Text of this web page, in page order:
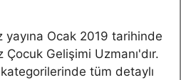
yayına Ocak 2019 tarihinde
Çocuk Gelişimi Uzmanı'dır.
tüm detaylı